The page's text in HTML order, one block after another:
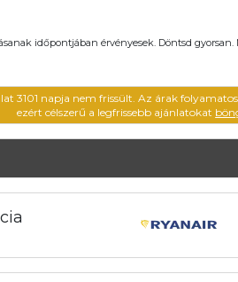
időpontjában érvényesek. Döntsd gyorsan.
3101 napja nem frissült. Az árak
ezért célszerű a legfrissebb ajánlatokat